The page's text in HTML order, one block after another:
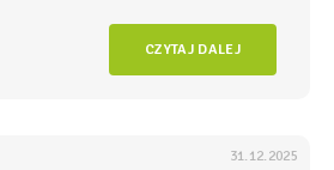
komórkowym rozgrywa się cała
CZYTAJ DALEJ
31.12.2025